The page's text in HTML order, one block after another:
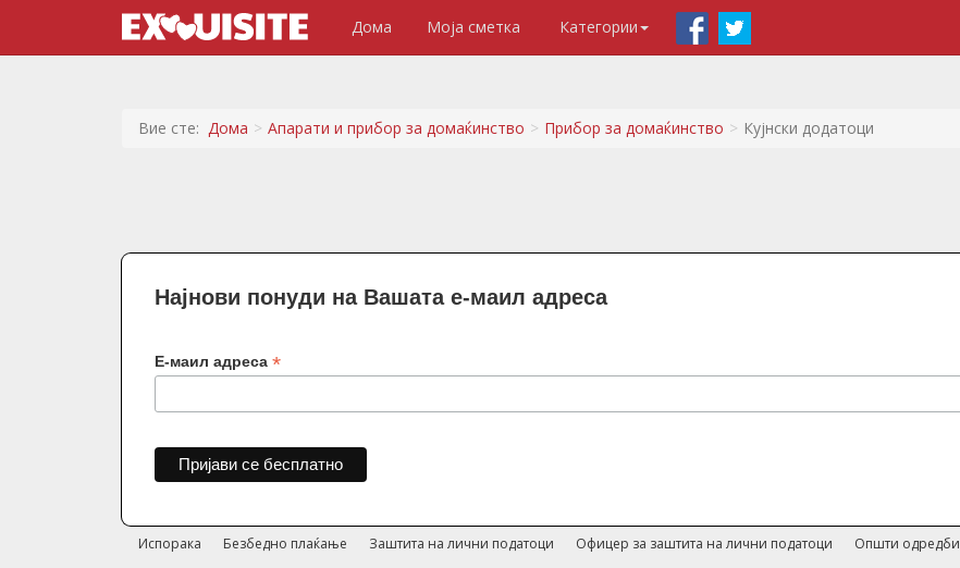
Дома Моја сметка Категории
Вие сте: Дома Апарати и прибор за домаќинство Прибор за домаќинство Кујнски додатоци
Најнови понуди на Вашата е-маил адреса
Е-маил адреса *
Испорака Безбедно плаќање Заштита на лични податоци Офицер за заштита на лични податоци Општи одредби